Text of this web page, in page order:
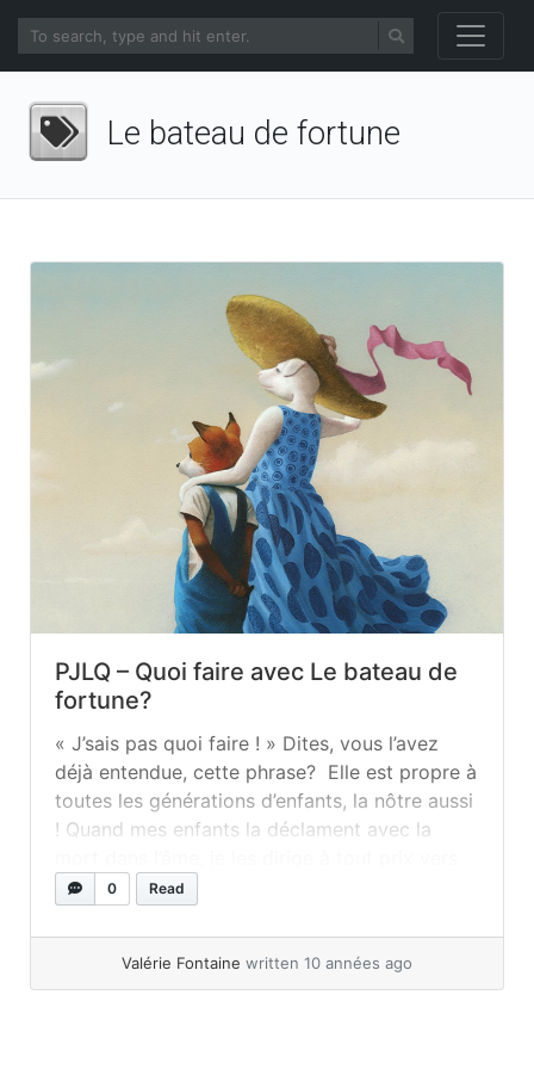
Le bateau de fortune
PJLQ – Quoi faire avec Le bateau de
fortune?
« J’sais pas quoi faire ! » Dites, vous l’avez
déjà entendue, cette phrase? Elle est propre à
toutes les générations d’enfants, la nôtre aussi
! Quand mes enfants la déclament avec la
des activités créatives pour les éloigner de
0 Read
Valérie Fontaine written 10 années ago